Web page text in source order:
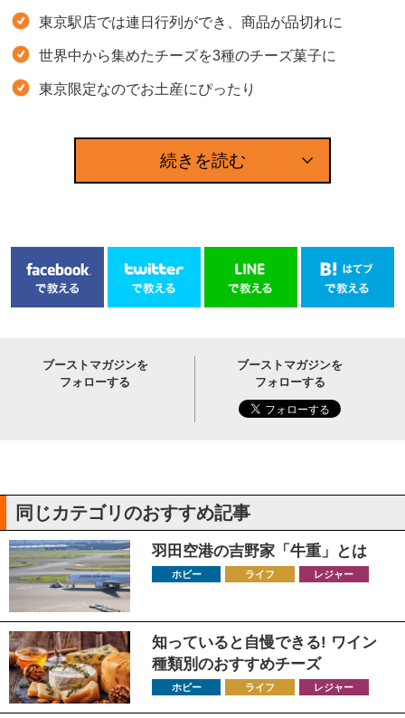
東京駅店では連日行列ができ、商品が品切れに
世界中から集めたチーズを3種のチーズ菓子に
東京限定なのでお土産にぴったり
続きを読む
ブーストマガジンを
フォローする
ブーストマガジンを
フォローする
同じカテゴリのおすすめ記事
羽田空港の吉野家「牛重」とは
ホビー ライフ レジャー
知っていると自慢できる! ワイン
種類別のおすすめチーズ
ホビー ライフ レジャー